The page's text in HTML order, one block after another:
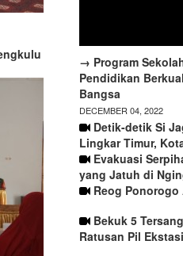
→ Program
Pendidikan
Bangsa
DECEMBER 04, 2022
Detik-detik Si
Lingkar Timur,
Evakuasi
yang Jatuh di
Reog
Bekuk 5
Ratusan Pil